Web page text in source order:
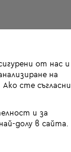
от нас и
на
сте съгласни,
и за
долу в сайта.